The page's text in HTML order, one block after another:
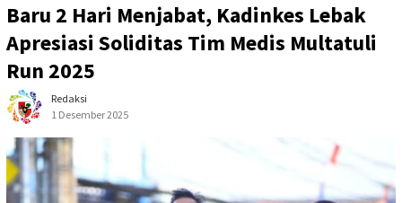
Baru 2 Hari Menjabat, Kadinkes Lebak
Apresiasi Soliditas Tim Medis Multatuli
Run 2025
Redaksi
1 Desember 2025